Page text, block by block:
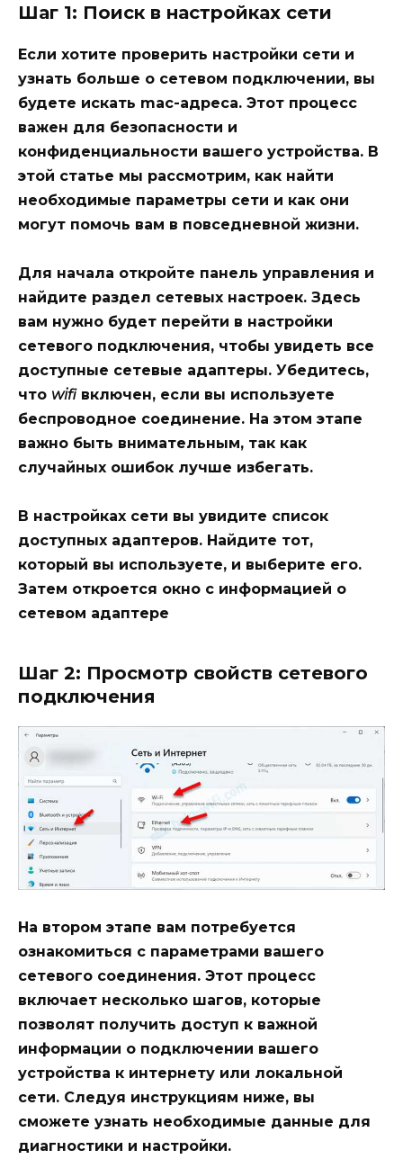
Шаг 1: Поиск в настройках сети
Если хотите проверить настройки сети и
узнать больше о сетевом подключении, вы
будете искать mac-адреса. Этот процесс
важен для безопасности и
конфиденциальности вашего устройства. В
этой статье мы рассмотрим, как найти
необходимые параметры сети и как они
могут помочь вам в повседневной жизни.
Для начала откройте панель управления и
найдите раздел сетевых настроек. Здесь
вам нужно будет перейти в настройки
сетевого подключения, чтобы увидеть все
доступные сетевые адаптеры. Убедитесь,
что wifiвключен, если вы используете
беспроводное соединение. На этом этапе
важно быть внимательным, так как
случайных ошибок лучше избегать.
В настройках сети вы увидите список
доступных адаптеров. Найдите тот,
который вы используете, и выберите его.
Затем откроется окно с информацией о
сетевом адаптере
Шаг 2: Просмотр свойств сетевого
подключения
На втором этапе вам потребуется
ознакомиться с параметрами вашего
сетевого соединения. Этот процесс
включает несколько шагов, которые
позволят получить доступ к важной
информации о подключении вашего
устройства к интернету или локальной
сети. Следуя инструкциям ниже, вы
сможете узнать необходимые данные для
диагностики и настройки.